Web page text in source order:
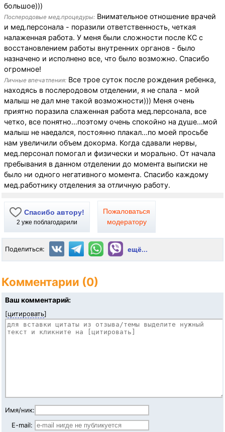
большое)))
Послеродовые мед.процедуры: Внимательное отношение врачей
и мед.персонала - поразили ответственность, четкая
налаженная работа. У меня были сложности после КС с
восстановлением работы внутренних органов - было
назначено и исполнено все, что было возможно. Спасибо
огромное!
Личные впечатления: Все трое суток после рождения ребенка,
находясь в послеродовом отделении, я не спала - мой
малыш не дал мне такой возможности))) Меня очень
приятно поразила слаженная работа мед.персонала, все
четко, все понятно...поэтому очень спокойно на душе...мой
малыш не наедался, постоянно плакал...по моей просьбе
нам увеличили объем докорма. Когда сдавали нервы,
мед.персонал помогал и физически и морально. От начала
пребывания в данном отделении до момента выписки не
было ни одного негативного момента. Спасибо каждому
мед.работнику отделения за отличную работу.
Спасибо автору!
2 уже поблагодарили
Пожаловаться
модератору
Поделиться: ещё...
Комментарии (0)
Ваш комментарий:
[цитировать]
Имя/ник:
E-mail: